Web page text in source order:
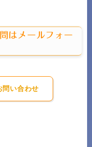
はメールフォー
問い合わせ